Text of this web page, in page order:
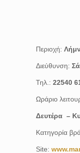
Περιοχή:
Διεύθυνση:
Τηλ.:22540
Ωράριο
Δευτέρα –
Κατηγορία
Site: